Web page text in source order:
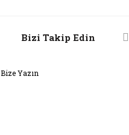
Bizi Takip Edin
Bize Yazın